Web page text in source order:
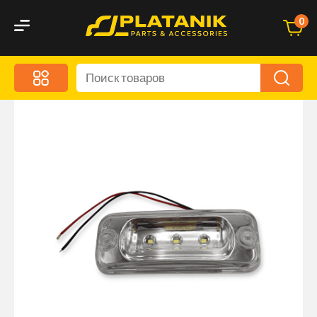
0
Меню
Акционные предложения
Оптика и светотехника
Брызговики
Запчасти кузова и зеркала
Малый коммерческий транспорт